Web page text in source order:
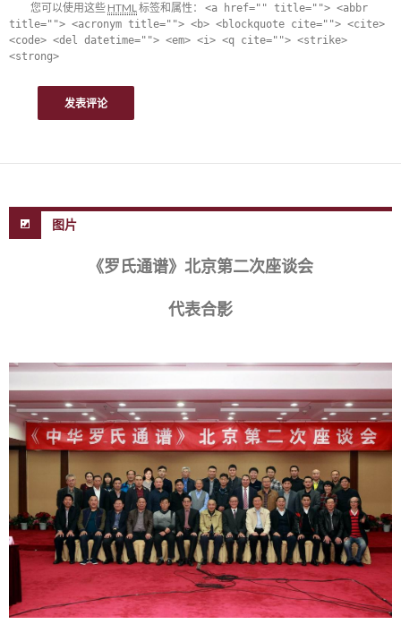
您可以使用这些 HTML标签和属性： <a href="" title=""> <abbr
title=""> <acronym title=""> <b> <blockquote cite=""> <cite>
<code> <del datetime=""> <em> <i> <q cite=""> <strike>
<strong>
图片
《罗氏通谱》北京第二次座谈会
代表合影